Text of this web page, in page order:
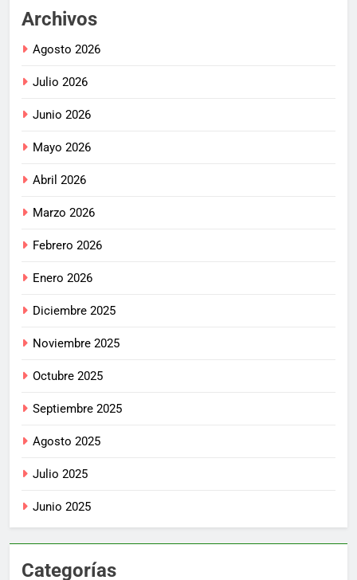
Archivos
Agosto 2026
Julio 2026
Junio 2026
Mayo 2026
Abril 2026
Marzo 2026
Febrero 2026
Enero 2026
Diciembre 2025
Noviembre 2025
Octubre 2025
Septiembre 2025
Agosto 2025
Julio 2025
Junio 2025
Categorías